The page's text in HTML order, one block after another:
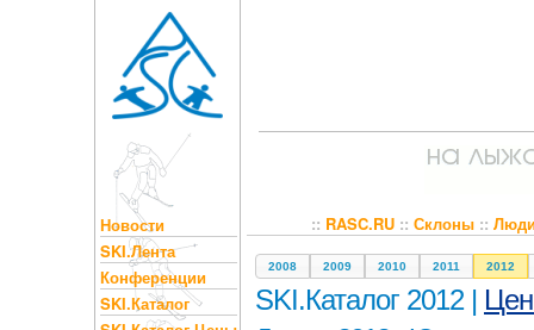
Новости
SKI.Лента
Конференции
SKI.Каталог
:: RASC.RU:: Склоны::
2008 2009 2010 2011 2012
SKI.Каталог 2012 |